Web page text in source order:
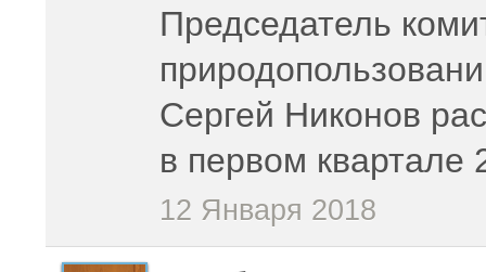
Председатель
Сергей Никонов
в первом квартале
12 Января 2018